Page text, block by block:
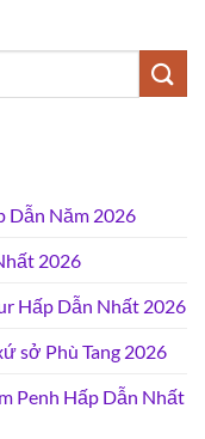
Dẫn Năm 2026
2026
Hấp Dẫn Nhất 2026
sở Phù Tang 2026
Penh Hấp Dẫn Nhất